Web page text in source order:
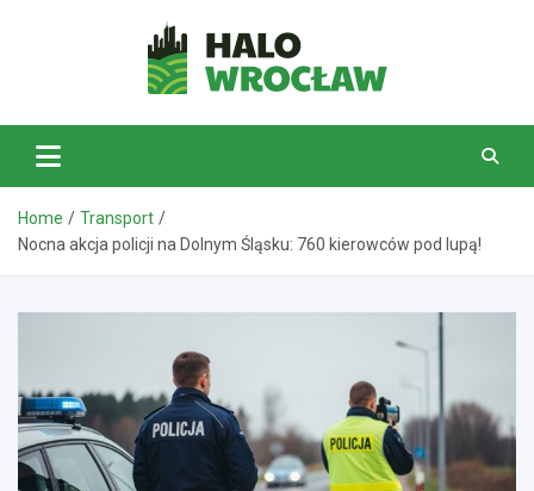
HaloWrocław.pl
Home
Transport
Nocna akcja policji na Dolnym Śląsku: 760 kierowców pod lupą!